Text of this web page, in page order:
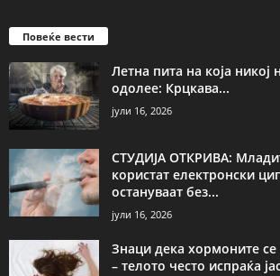
Повеќе вести
Летна пита на која
одолее: Крцкава...
јули 16, 2026
СТУДИЈА ОТКРИВА:
користат електронски
остануваат без...
јули 16, 2026
Знаци дека хормоните
– телото често испраќа